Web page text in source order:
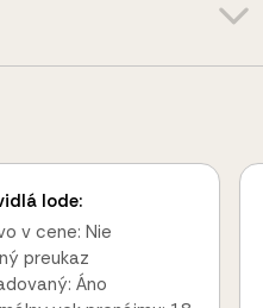
lode:
v cene: Nie
preukaz
Áno